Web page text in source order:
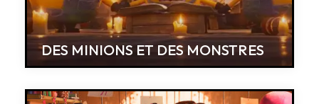
DES MINIONS ET DES MONSTRES